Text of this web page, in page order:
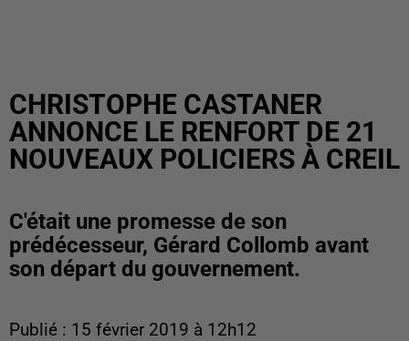
CHRISTOPHE CASTANER
ANNONCE LE RENFORT DE 21
NOUVEAUX POLICIERS À CREIL
C'était une promesse de son
prédécesseur, Gérard Collomb avant
son départ du gouvernement.
Publié : 15 février 2019 à 12h12